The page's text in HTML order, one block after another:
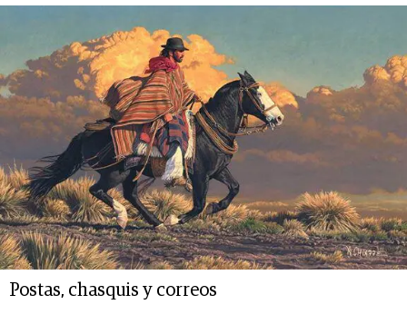
Postas, chasquis y correos